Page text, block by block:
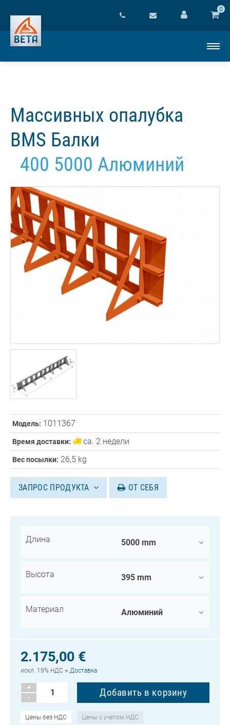
0
Массивных опалубка
BMS Балки
400 5000 Алюминий
Модель: 1011367
Время доставки: ca. 2 недели
Вес посылки: 26,5 kg
ЗАПРОС ПРОДУКТА ОТ СЕБЯ
Длина
Высота
Материал
2.175,00 €
искл. 19% НДС + Доставка
+
-
Цены без НДС Цены с учетом НДС